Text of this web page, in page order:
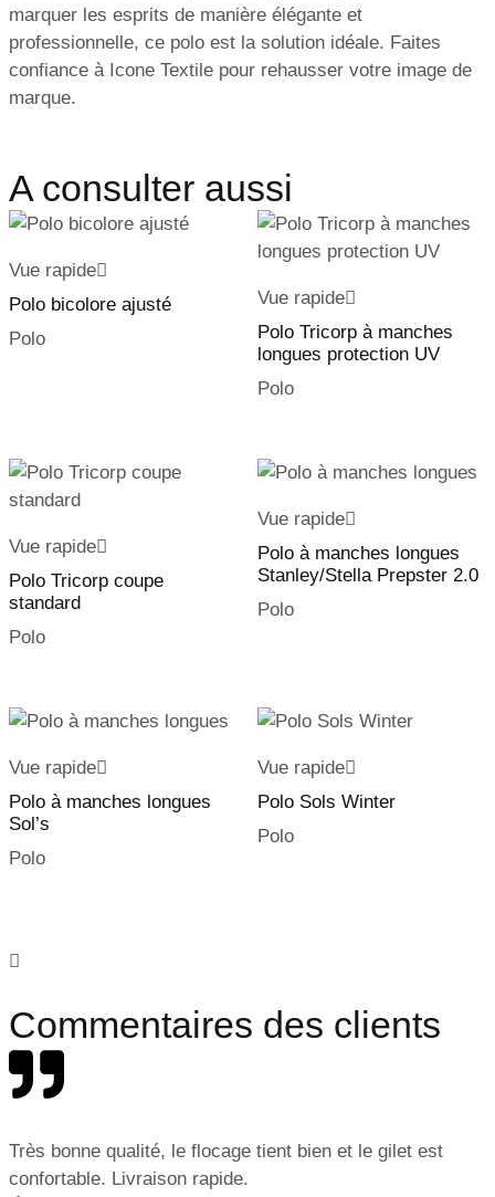
marquer les esprits de manière élégante et
professionnelle, ce polo est la solution idéale. Faites
confiance à Icone Textile pour rehausser votre image de
marque.
A consulter aussi
Vue rapide
Polo bicolore ajusté
Polo
Vue rapide
Polo Tricorp à manches
longues protection UV
Polo
Vue rapide
Polo Tricorp coupe
standard
Polo
Vue rapide
Polo à manches longues
Stanley/Stella Prepster 2.0
Polo
Vue rapide
Polo à manches longues
Sol’s
Polo
Vue rapide
Polo Sols Winter
Polo
Commentaires des clients
Très bonne qualité, le flocage tient bien et le gilet est
confortable. Livraison rapide.